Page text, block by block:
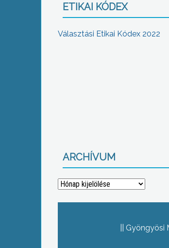
ETIKAI KÓDEX
Választási Etikai Kódex 2022
ARCHÍVUM
Archívum
Gyöngyösi